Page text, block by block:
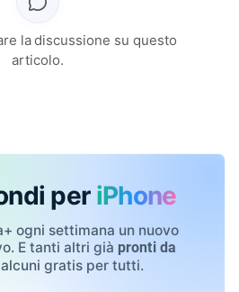
la discussione su questo
articolo.
per iPhone
ogni settimana un nuovo
E tanti altri già pronti da
gratis per tutti.